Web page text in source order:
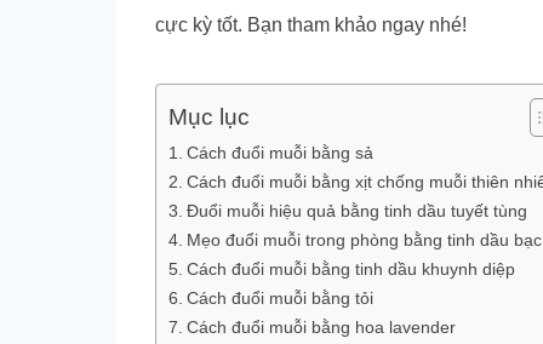
cực kỳ tốt. Bạn tham khảo ngay nhé!
Mục lục
Cách đuổi muỗi bằng sả
Cách đuổi muỗi bằng xịt chống muỗi thiên
Đuổi muỗi hiệu quả bằng tinh dầu tuyết tùng
Mẹo đuổi muỗi trong phòng bằng tinh dầu
Cách đuổi muỗi bằng tinh dầu khuynh diệp
Cách đuổi muỗi bằng tỏi
Cách đuổi muỗi bằng hoa lavender